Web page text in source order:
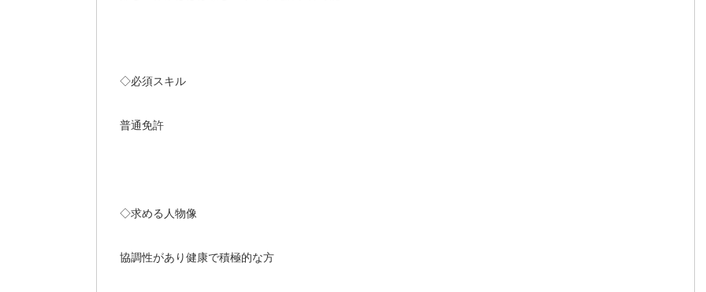
◇必須スキル
普通免許
◇求める人物像
協調性があり健康で積極的な方